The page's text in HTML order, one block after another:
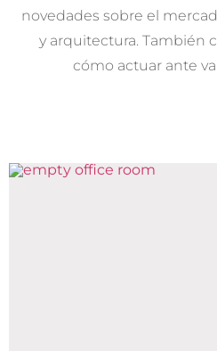
novedades sobre el
y arquitectura. También
cómo actuar ante